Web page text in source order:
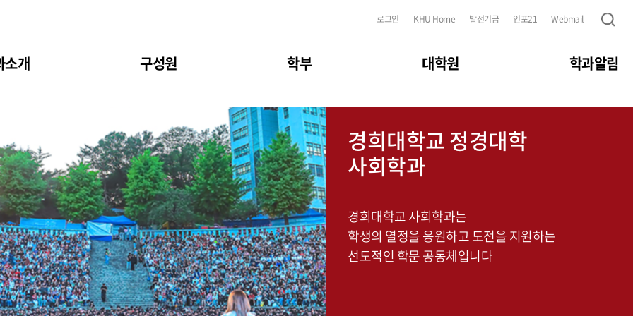
소개 구성원 학부 대학원 학과알림
로그인 KHU Home 발전기금 인포21 Webmail
경희대학교 정경대학
사회학과
사회학적 상상력을 가진
사회혁신 주도 인재를 양성하여
미래 사회를 선도하는 요람이 되겠습니다
경희대학교 정경대학
사회학과
경희대학교 사회학과는
학생의 열정을 응원하고 도전을 지원하는
선도적인 학문 공동체입니다
사회학이란?
그리고 인간을 둘러싼 문화, 구조, 조직을
사회학적 상상력을 활용하여
과학적으로 탐구하는 학문입니다